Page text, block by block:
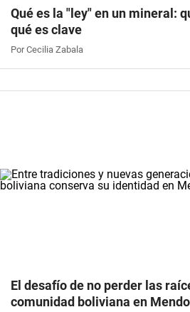
Qué es la "ley" en un mineral:
qué es clave
Por Cecilia Zabala
El desafío de no perder las
comunidad boliviana en